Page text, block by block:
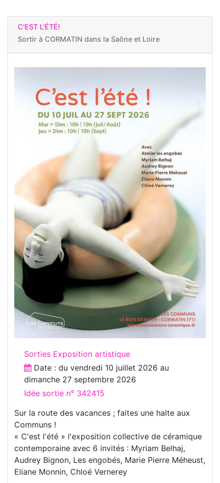
C'EST L'ÉTÉ!
Sortir à CORMATIN dans la Saône et Loire
Sorties Exposition artistique
Date : du vendredi 10 juillet 2026 au
dimanche 27 septembre 2026
Idée sortie n° 342415
Sur la route des vacances ; faites une halte aux
Communs !
« C'est l'été » l'exposition collective de céramique
contemporaine avec 6 invités : Myriam Belhaj,
Audrey Bignon, Les engobés, Marie Pierre Méheust,
Eliane Monnin, Chloé Vernerey